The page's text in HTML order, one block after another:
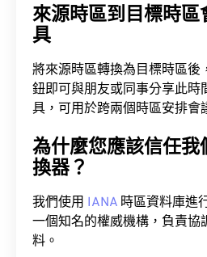
來源時區到目標時區
具
將來源時區轉換為目標時區後
鈕即可與朋友或同事分享此時
具，可用於跨兩個時區安排會
為什麼您應該信任我
換器？
我們使用 IANA 時區資料庫進
一個知名的權威機構，負責協
料。